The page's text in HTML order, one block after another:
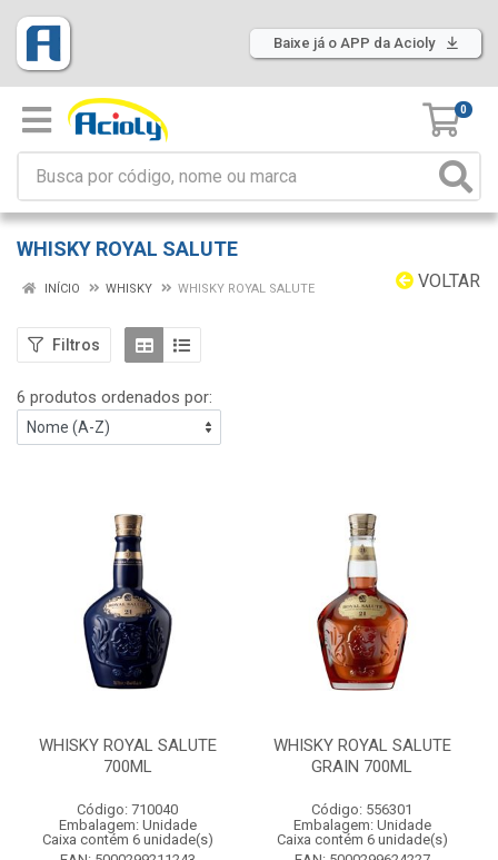
Baixe já o APP da Acioly
0
WHISKY ROYAL SALUTE
VOLTAR
INÍCIO WHISKY WHISKY ROYAL SALUTE
Filtros
6 produtos ordenados por:
WHISKY ROYAL SALUTE
700ML
Código: 710040
Embalagem: Unidade
Caixa contém 6 unidade(s)
WHISKY ROYAL SALUTE
GRAIN 700ML
Código: 556301
Embalagem: Unidade
Caixa contém 6 unidade(s)